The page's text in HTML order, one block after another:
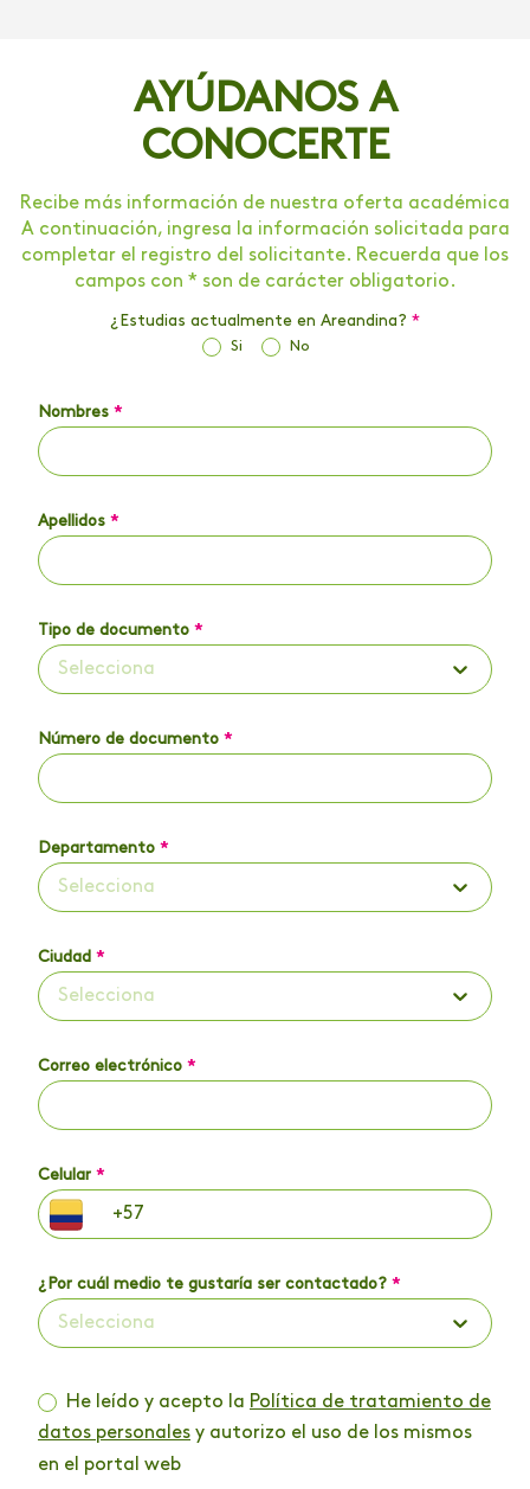
AYÚDANOS A
CONOCERTE
Recibe más información de nuestra oferta académica
A continuación, ingresa la información solicitada para
completar el registro del solicitante. Recuerda que los
campos con * son de carácter obligatorio.
¿Estudias actualmente en Areandina? *
Si No
Nombres *
Apellidos *
Tipo de documento *
Selecciona
Número de documento *
Departamento *
Selecciona
Ciudad *
Selecciona
Correo electrónico *
Celular *
¿Por cuál medio te gustaría ser contactado? *
Selecciona
He leído y acepto la Política de tratamiento de
datos personales y autorizo el uso de los mismos
en el portal web